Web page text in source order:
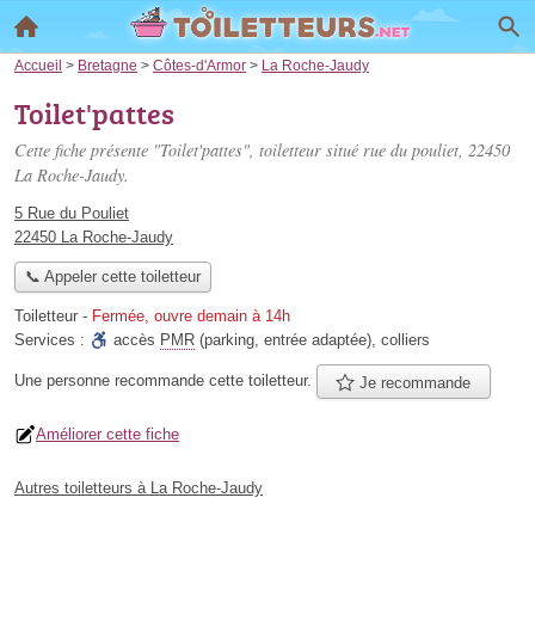
Accueil > Bretagne > Côtes-d'Armor > La Roche-Jaudy
Toilet'pattes
Cette fiche présente "Toilet'pattes", toiletteur situé rue du pouliet, 22450
La Roche-Jaudy.
5 Rue du Pouliet
22450 La Roche-Jaudy
📞 Appeler cette toiletteur
Toiletteur - Fermée, ouvre demain à 14h
Services :
accès PMR (parking, entrée adaptée), colliers
Une personne recommande cette toiletteur. Je recommande
Améliorer cette fiche
Autres toiletteurs à La Roche-Jaudy